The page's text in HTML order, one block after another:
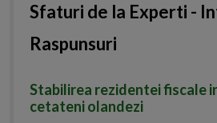
Sfaturi de la Experti -
Raspunsuri
Stabilirea rezidentei fiscale
cetateni olandezi